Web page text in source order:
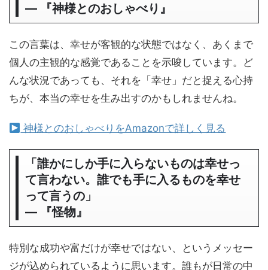
― 『神様とのおしゃべり』
この言葉は、幸せが客観的な状態ではなく、あくまで
個人の主観的な感覚であることを示唆しています。ど
んな状況であっても、それを「幸せ」だと捉える心持
ちが、本当の幸せを生み出すのかもしれませんね。
神様とのおしゃべりをAmazonで詳しく見る
「誰かにしか手に入らないものは幸せっ
て言わない。誰でも手に入るものを幸せ
って言うの」
― 『怪物』
特別な成功や富だけが幸せではない、というメッセー
ジが込められているように思います。誰もが日常の中